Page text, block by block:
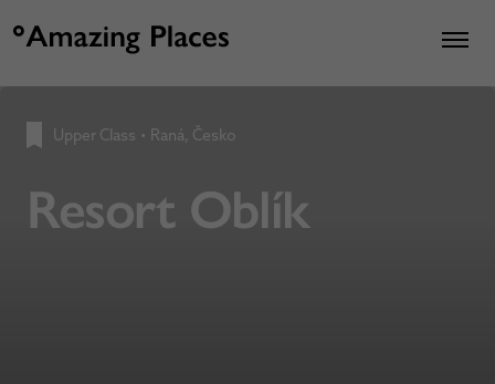
Upper Class • Raná, Česko
Resort Oblík